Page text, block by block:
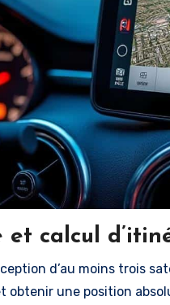
calcul
d’au moins trois
obtenir une position